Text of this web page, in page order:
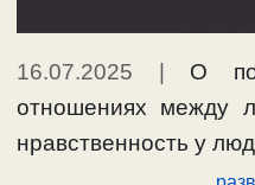
16.07.2025
О
отношениях между
нравственность у